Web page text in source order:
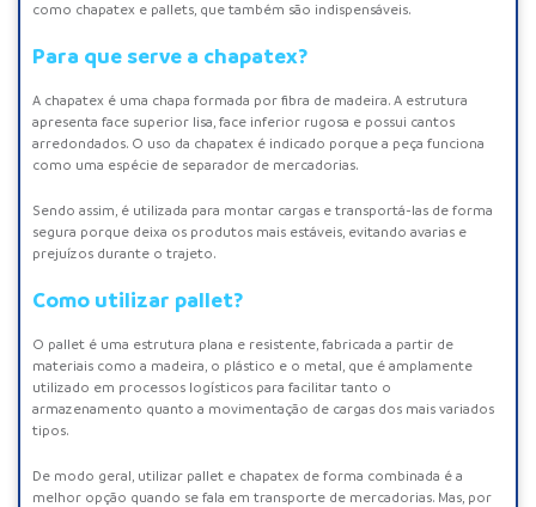
como chapatex e pallets, que também são indispensáveis.
Para que serve a chapatex?
A chapatex é uma chapa formada por fibra de madeira. A estrutura
apresenta face superior lisa, face inferior rugosa e possui cantos
arredondados. O uso da chapatex é indicado porque a peça funciona
como uma espécie de separador de mercadorias.
Sendo assim, é utilizada para montar cargas e transportá-las de forma
segura porque deixa os produtos mais estáveis, evitando avarias e
prejuízos durante o trajeto.
Como utilizar pallet?
O pallet é uma estrutura plana e resistente, fabricada a partir de
materiais como a madeira, o plástico e o metal, que é amplamente
utilizado em processos logísticos para facilitar tanto o
armazenamento quanto a movimentação de cargas dos mais variados
tipos.
De modo geral, utilizar pallet e chapatex de forma combinada é a
melhor opção quando se fala em transporte de mercadorias. Mas, por